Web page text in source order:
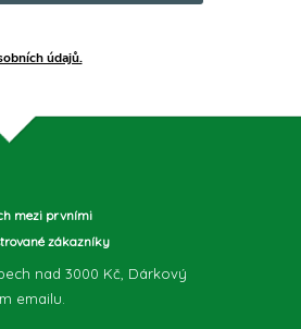
údajů.
mezi prvními
zákazníky
nad 3000 Kč, Dárkový
emailu.